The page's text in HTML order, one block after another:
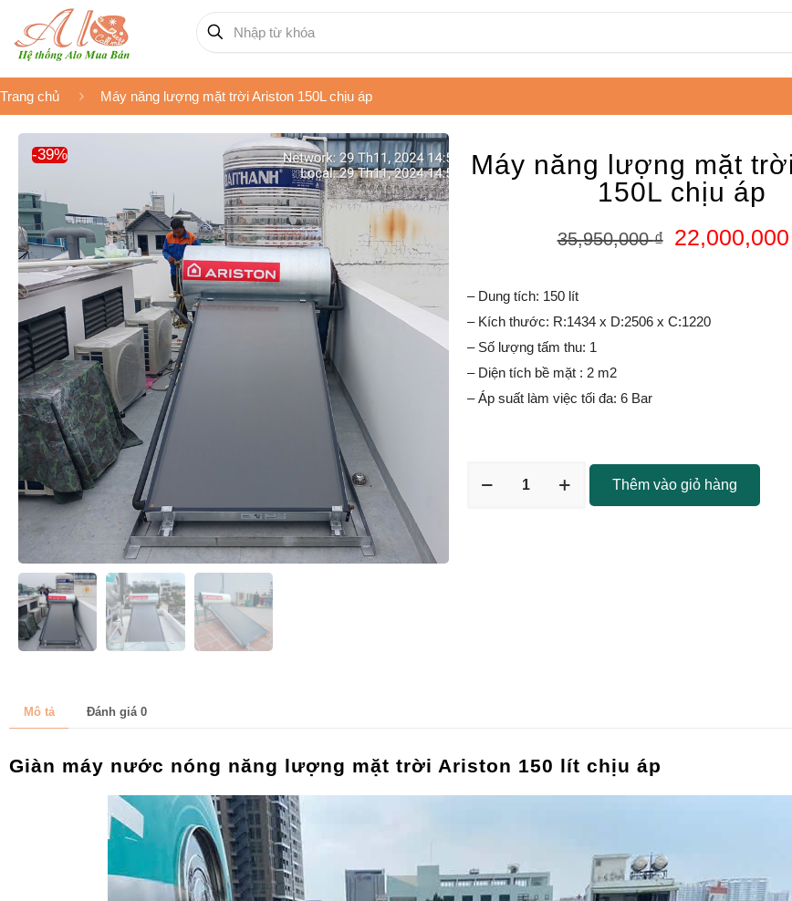
Trang chủ Máy năng lượng mặt trời Ariston 150L chịu áp
-39%
Máy năng lượng mặt
150L chịu áp
35,950,000₫ 22,000,000
– Dung tích: 150 lít
– Kích thước: R:1434 x D:2506 x C:1220
– Số lượng tấm thu: 1
– Diện tích bề mặt : 2 m2
– Áp suất làm việc tối đa: 6 Bar
Thêm vào giỏ hàng
Mô tả Đánh giá 0
Giàn máy nước nóng năng lượng mặt trời Ariston 150 lít chịu áp